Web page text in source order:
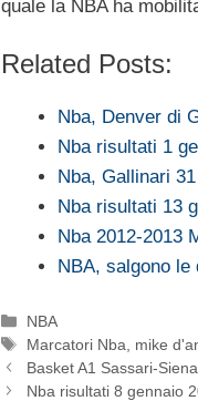
quale la NBA ha
Related Posts:
Nba, Denver di
Nba risultati 1
Nba, Gallinari
Nba risultati 13
Nba 2012-2013
NBA, salgono le
Categorie
NBA
Tag
Marcatori Nba mike
Basket A1 Sassari-
Nba risultati 8 gennaio